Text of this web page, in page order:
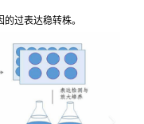
过表达稳转株。